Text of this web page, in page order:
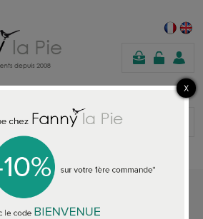
panier
BIJOUX GEORGES & ROSALIE